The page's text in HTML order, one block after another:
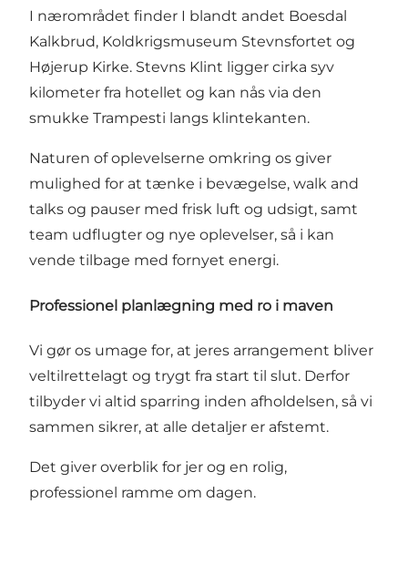
I nærområdet finder I blandt andet Boesdal
Kalkbrud, Koldkrigsmuseum Stevnsfortet og
Højerup Kirke. Stevns Klint ligger cirka syv
kilometer fra hotellet og kan nås via den
smukke Trampesti langs klintekanten.
Naturen of oplevelserne omkring os giver
mulighed for at tænke i bevægelse, walk and
talks og pauser med frisk luft og udsigt, samt
team udflugter og nye oplevelser, så i kan
vende tilbage med fornyet energi.
Professionel planlægning med ro i maven
Vi gør os umage for, at jeres arrangement bliver
veltilrettelagt og trygt fra start til slut. Derfor
tilbyder vi altid sparring inden afholdelsen, så vi
sammen sikrer, at alle detaljer er afstemt.
Det giver overblik for jer og en rolig,
professionel ramme om dagen.